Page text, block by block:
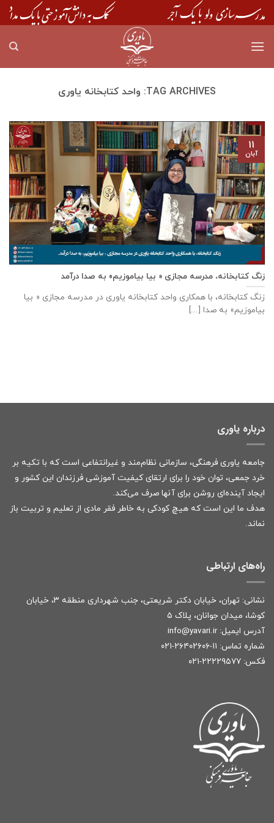
Skip
to
TAG ARCHIVES: واحد کتابخانه یاوری
زنگ کتابخانه، مدرسه مجازی « بیا بیاموزیم» به صدا درآمد
زنگ کتابخانه، با همکاری واحد کتابخانه یاوری در مدرسه مجازی « بیا
بیاموزیم» به صدا [...]
۱۱
آبان
درباره یاوری
جامعه یاوری فرهنگی، سازمانی نظام‌مند و غیرانتفاعی است که با تکیه بر
خرد جمعی، توان خود را برای ارتقای کیفیت آموزشی فرزندان این کشور و
ایجاد آینده‌ای روشن برای آنها صرف می‌کند.
هدف ما این است که هیچ کودکی به خاطر فقر مادی از تعلیم و تربیت باز
نماند.
راه‌های ارتباطی
نشانی: تهران، خیابان دکتر شریعتی، جنب شهرداری منطقه ۳، خیابان
کوشا، میدان جوانان، پلاک ۵
آدرس ایمیل: info@yavari.ir
شماره تماس: ۱۱-۲۶۴۰۲۶۰۶-۰۲۱
فکس: ۲۲۲۲۹۵۷۷-۰۲۱